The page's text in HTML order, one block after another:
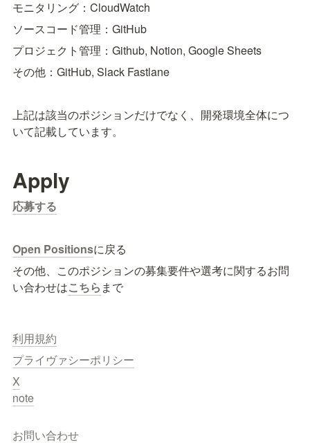
モニタリング：CloudWatch
ソースコード管理：GitHub
プロジェクト管理：Github, Notion, Google Sheets
その他：GitHub, Slack Fastlane
上記は該当のポジションだけでなく、開発環境全体につ
いて記載しています。
Apply
応募する
Open Positionsに戻る
その他、このポジションの募集要件や選考に関するお問
い合わせはこちら まで
利用規約
プライヴァシーポリシー
X
note
お問い合わせ